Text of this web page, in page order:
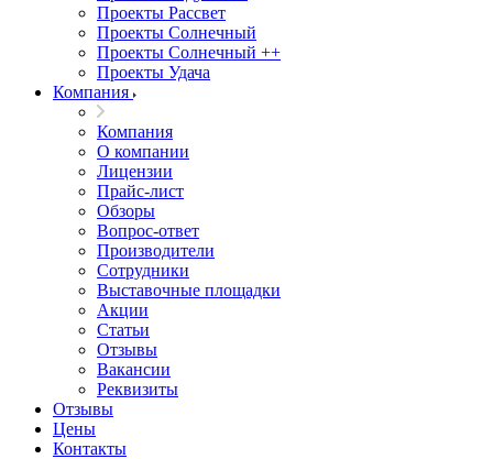
Проекты Рассвет
Проекты Солнечный
Проекты Солнечный ++
Проекты Удача
Компания
Компания
О компании
Лицензии
Прайс-лист
Обзоры
Вопрос-ответ
Производители
Сотрудники
Выставочные площадки
Акции
Статьи
Отзывы
Вакансии
Реквизиты
Отзывы
Цены
Контакты